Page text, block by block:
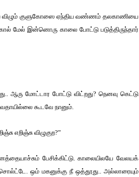
விழும் குளுகோஸை ஏந்திய வண்ணம் தலகாணியை
மேல் இன்னொரு காலை போட்டு படுத்திருந்தார்
ஆரு மோட்டார போட்டு விட்றது? நெனவு கெட்டு
கூடவே நானும்.
எறிஞ்சு விழுகுற?”
பேசிக்கிட்டு. காலையிலயே வேலயக்
ஒம் மகனுக்கு நீ ஒத்தூது.. அல்லாரையும்